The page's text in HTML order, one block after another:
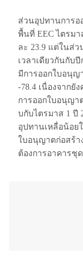
ส่วนอุปทานการอ
พื้นที่ EEC ไตรม
ละ 23.9 แต่ในส่ว
เวลาเดียวกันกับ
มีการออกใบอนุญ
-78.4 เนื่องจากยั
การออกใบอนุญา
บกับไตรมาส 1 ปี
อุปทานเหลื่อน้อย
ใบอนุญาตก่อสร้า
ต้องการอาคารชุ